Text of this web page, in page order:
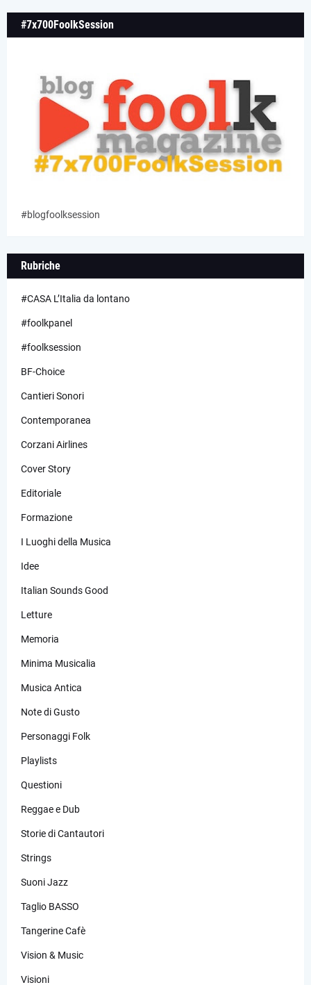
#7x700FoolkSession
#blogfoolksession
Rubriche
#CASA L’Italia da lontano
#foolkpanel
#foolksession
BF-Choice
Cantieri Sonori
Contemporanea
Corzani Airlines
Cover Story
Editoriale
Formazione
I Luoghi della Musica
Idee
Italian Sounds Good
Letture
Memoria
Minima Musicalia
Musica Antica
Note di Gusto
Personaggi Folk
Playlists
Questioni
Reggae e Dub
Storie di Cantautori
Strings
Suoni Jazz
Taglio BASSO
Tangerine Cafè
Vision & Music
Visioni